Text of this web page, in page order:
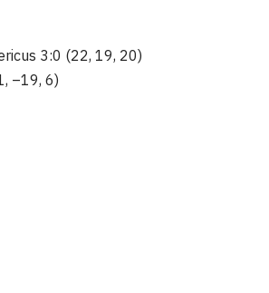
3:0 (22, 19, 20)
–19, 6)